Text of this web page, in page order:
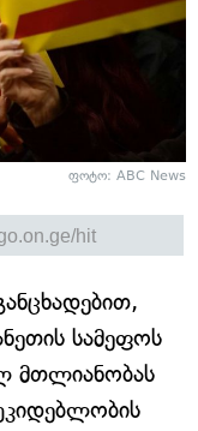
ფოტო: ABC News
სამეფოს
მთლიანობას